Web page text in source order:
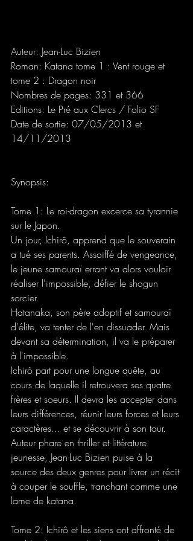
Auteur: Jean-Luc Bizien
Roman: Katana tome 1 : Vent rouge et
tome 2 : Dragon noir
Nombres de pages: 331 et 366
Editions: Le Pré aux Clercs / Folio SF
Date de sortie: 07/05/2013 et
14/11/2013
Synopsis:
Tome 1: Le roi-dragon excerce sa tyrannie
sur le Japon.
Un jour, Ichirô, apprend que le souverain
a tué ses parents. Assoiffé de vengeance,
le jeune samouraï errant va alors vouloir
réaliser l'impossible, défier le shogun
sorcier.
Hatanaka, son père adoptif et samouraï
d'élite, va tenter de l'en dissuader. Mais
devant sa détermination, il va le préparer
à l'impossible.
Ichirô part pour une longue quête, au
cours de laquelle il retrouvera ses quatre
frères et soeurs. Il devra les accepter dans
leurs différences, réunir leurs forces et leurs
caractères... et se découvrir à son tour.
Auteur phare en thriller et littérature
jeunesse, Jean-Luc Bizien puise à la
source des deux genres pour livrer un récit
à couper le souffle, tranchant comme une
lame de katana.
Tome 2: Ichirô et les siens ont affronté de